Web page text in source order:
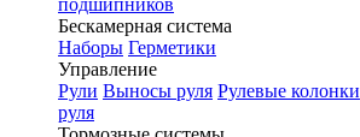
подшипников
Бескамерная система
Наборы Герметики
Управление
Рули Выносы руля Рулевые колонки
руля